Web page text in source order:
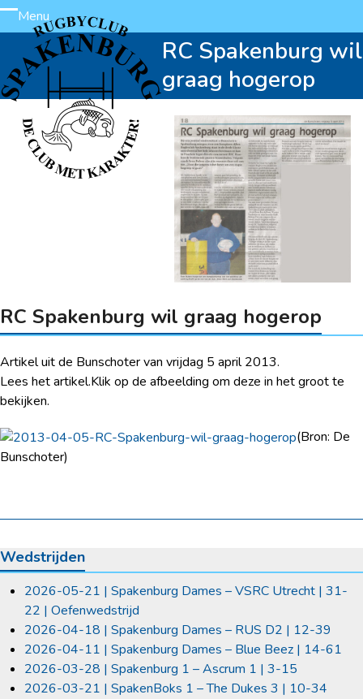
Skip
to
content
Menu
Open
mobile
menu
Close
mobile
menu
RC Spakenburg wil
graag hogerop
RC Spakenburg wil graag hogerop
Artikel uit de Bunschoter van vrijdag 5 april 2013.
Lees het artikel.Klik op de afbeelding om deze in het groot te
bekijken.
(Bron: De
Bunschoter)
Wedstrijden
2026-05-21 | Spakenburg Dames – VSRC Utrecht | 31-
22 | Oefenwedstrijd
2026-04-18 | Spakenburg Dames – RUS D2 | 12-39
2026-04-11 | Spakenburg Dames – Blue Beez | 14-61
2026-03-28 | Spakenburg 1 – Ascrum 1 | 3-15
2026-03-21 | SpakenBoks 1 – The Dukes 3 | 10-34